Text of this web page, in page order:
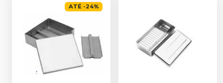
ATÉ -24%